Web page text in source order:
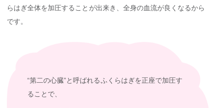
らはぎ全体を加圧することが出来き、全身の血流が良くなるから
です。
“第二の心臓”と呼ばれるふくらはぎを正座で加圧す
ることで、